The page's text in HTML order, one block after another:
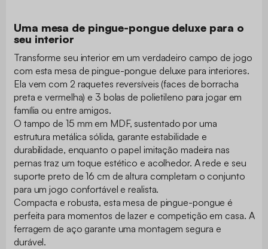
Uma mesa de pingue-pongue deluxe para o
seu interior
Transforme seu interior em um verdadeiro campo de jogo
com esta mesa de pingue-pongue deluxe para interiores.
Ela vem com 2 raquetes reversíveis (faces de borracha
preta e vermelha) e 3 bolas de polietileno para jogar em
família ou entre amigos.
O tampo de 15 mm em MDF, sustentado por uma
estrutura metálica sólida, garante estabilidade e
durabilidade, enquanto o papel imitação madeira nas
pernas traz um toque estético e acolhedor. A rede e seu
suporte preto de 16 cm de altura completam o conjunto
para um jogo confortável e realista.
Compacta e robusta, esta mesa de pingue-pongue é
perfeita para momentos de lazer e competição em casa. A
ferragem de aço garante uma montagem segura e
durável.